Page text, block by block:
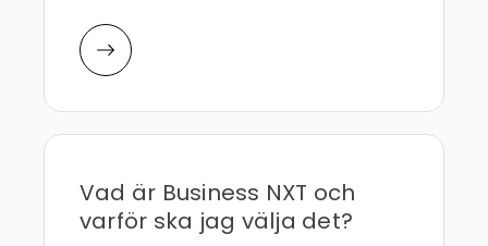
Vad är Business NXT och
varför ska jag välja det?